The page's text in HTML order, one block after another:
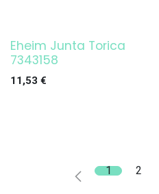
Eheim Junta Torica
7343158
11,53 €
1 2